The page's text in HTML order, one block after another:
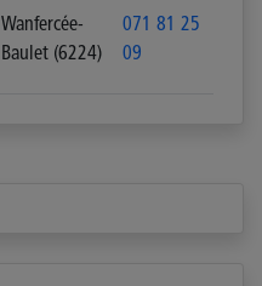
Wanfercée-
Baulet (6224)
071 81 25
09